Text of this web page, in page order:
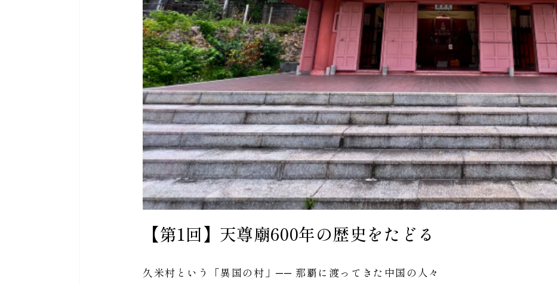
【第1回】天尊廟600年の歴史をたどる
久米村という「異国の村」── 那覇に渡ってきた中国の人々